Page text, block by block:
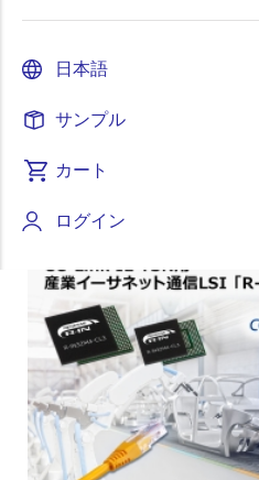
日本語
サンプル
カート
ログイン
～機器間の時刻同期
下の、超高速・高精
御を実現可能～
2019年11月21日